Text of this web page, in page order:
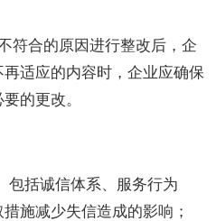
符合的原因进行整改后，企
适应的内容时，企业应确保
的更改。
包括诚信体系、服务行为
施减少失信造成的影响；